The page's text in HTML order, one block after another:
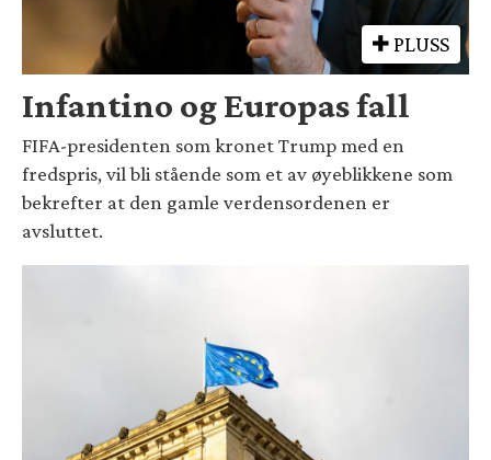
PLUSS
Infantino og Europas fall
FIFA-presidenten som kronet Trump med en
fredspris, vil bli stående som et av øyeblikkene som
bekrefter at den gamle verdensordenen er
avsluttet.